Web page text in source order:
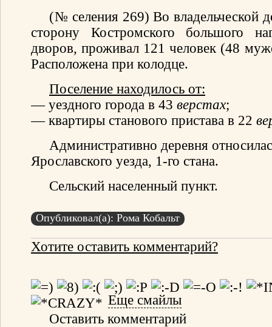
(№ селения 269) Во владельческой
сторону Костромского большого
дворов, проживал 121 человек (48
Расположена при колодце.
Поселение находилось от:
— уездного города в 43 верстах;
— квартиры станового пристава в 22
Административно деревня
Ярославского уезда, 1-го стана.
Сельский населенный пункт.
Опубликовал(а): Рома Кобальт
Хотите оставить комментарий?
Еще смайлы
Оставить комментарий